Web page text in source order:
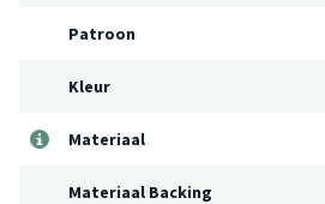
Patroon
Kleur
Materiaal
Materiaal Backing